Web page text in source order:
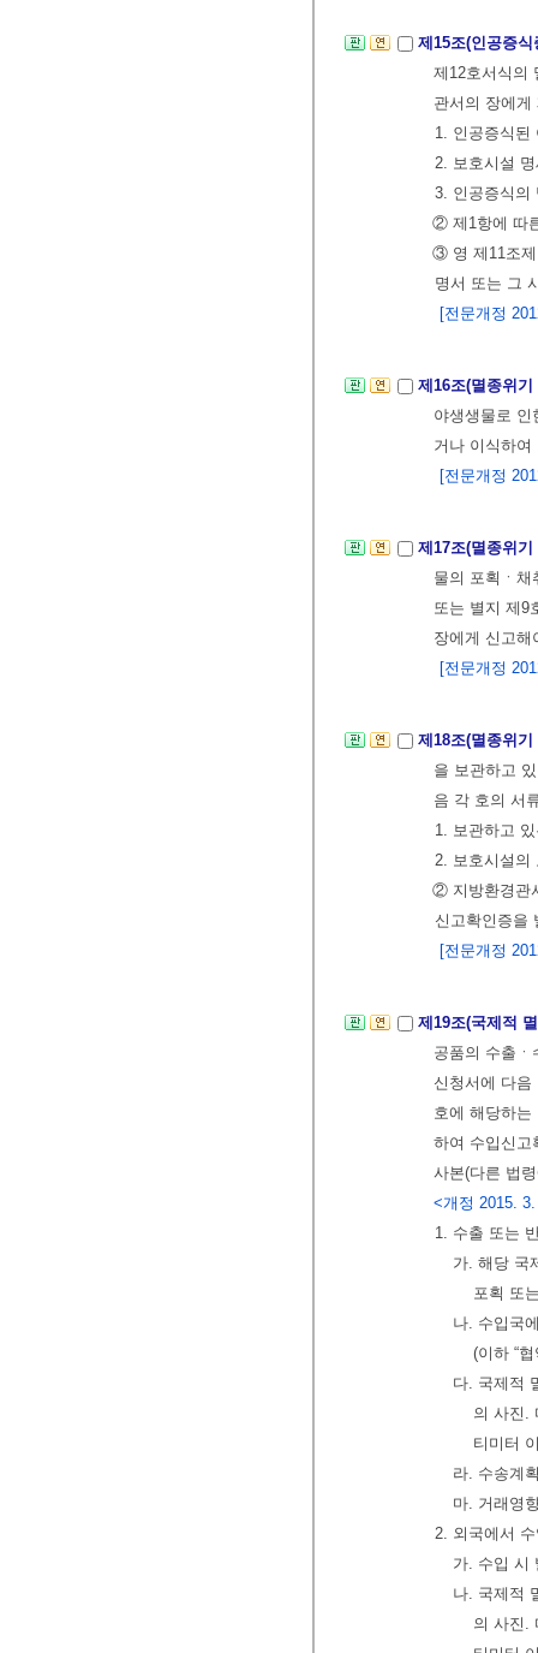
제15조(인공증
제12호서식의
관서의 장에게
1. 인공증식된
2. 보호시설
3. 인공증식의
② 제1항에 따
③ 영 제11조제
명서 또는 그
[전문개정
제16조(멸종위
야생생물로
거나 이식하
[전문개정
제17조(멸종위
물의 포획ㆍ
또는 별지 제9
장에게 신고
[전문개정
제18조(멸종위
을 보관하고
음 각 호의 서
1. 보관하고
2. 보호시설의
② 지방환경관
신고확인증을
[전문개정
제19조(국제적
공품의 수출ㆍ
신청서에 다
호에 해당하는
하여 수입신고
사본(다른 법
<개정 2015.
1. 수출 또는
가. 해당 국
포획 또
나. 수입국
(이하 “
다. 국제적
의 사진.
티미터
라. 수송계
마. 거래영
2. 외국에서
가. 수입 시
나. 국제적
의 사진.